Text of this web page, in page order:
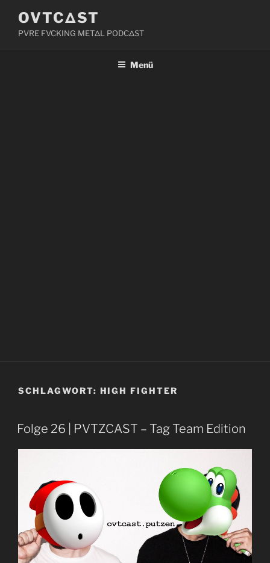
Inhalt
springen
OVTCΔST
PVRE FVCKING METΔL PODCΔST
Menü
SCHLAGWORT: HIGH FIGHTER
Folge 26 | PVTZCAST – Tag Team Edition